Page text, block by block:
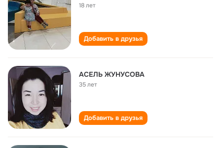
18 лет
Добавить в друзья
АСЕЛЬ ЖУНУСОВА
35 лет
Добавить в друзья